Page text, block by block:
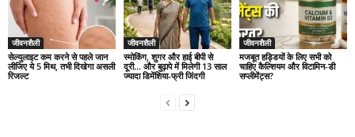
जीवनशैली
सेल्युलाइट कम करने से पहले जान
लीजिए ये 5 मिथ, तभी दिखेगा असली
रिजल्ट
जीवनशैली
स्मोकिंग, शुगर और हाई बीपी से
दूरी… और बुढ़ापे में मिलेगी 13 साल
ज्यादा डिमेंशिया-फ्री जिंदगी
जीवनशैली
मजबूत हड्डियों के लिए सभी को
चाहिए कैल्शियम और विटामिन-डी
सप्लीमेंट्स?